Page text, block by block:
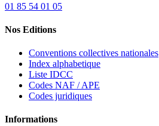
01 85 54 01 05
Nos Editions
Conventions collectives nationales
Index alphabetique
Liste IDCC
Codes NAF / APE
Codes juridiques
Informations